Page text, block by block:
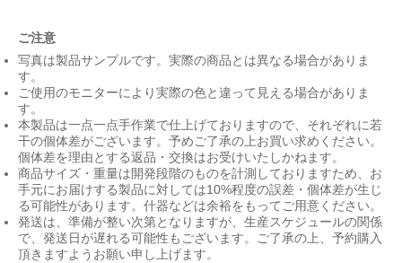
ご注意
写真は製品サンプルです。実際の商品とは異なる場合がありま
す。
ご使用のモニターにより実際の色と違って見える場合がありま
す。
本製品は一点一点手作業で仕上げておりますので、それぞれに若
干の個体差がございます。予めご了承の上お買い求めください。
個体差を理由とする返品・交換はお受けいたしかねます。
商品サイズ・重量は開発段階のものを計測しておりますため、お
手元にお届けする製品に対しては10%程度の誤差・個体差が生じ
る可能性があります。什器などは余裕をもってご用意ください。
発送は、準備が整い次第となりますが、生産スケジュールの関係
で、発送日が遅れる可能性もございます。ご了承の上、予約購入
頂きますようお願い申し上げます。